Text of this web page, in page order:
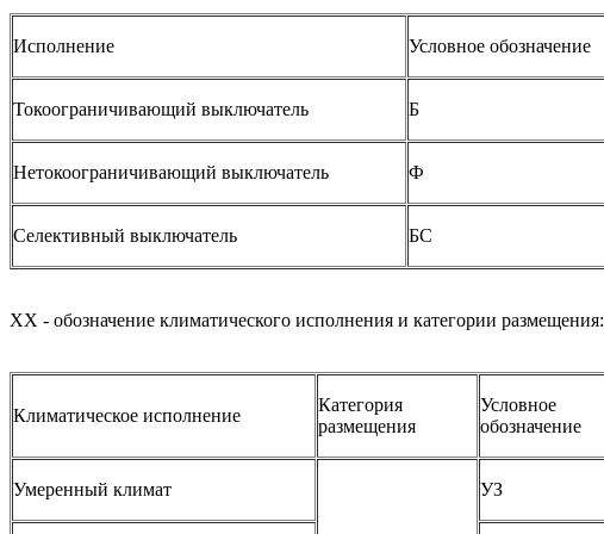
Исполнение Условное обозначение
Токоограничивающий выключатель Б
Нетокоограничивающий выключатель Ф
Селективный выключатель БС
XX - обозначение климатического исполнения и категории размещения:
Климатическое исполнение
Категория
размещения
Условное
обозначение
Умеренный климат УЗ